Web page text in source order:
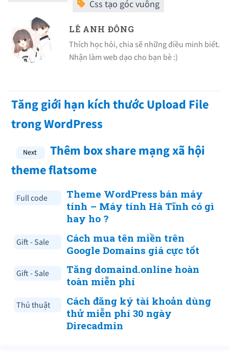
LÊ ANH ĐÔNG
Thích học hỏi, chia sẽ những điều minh biết.
Nhận làm web dạo cho bạn bè :)
Tăng giới hạn kích thước Upload File
trong WordPress
Thêm box share mạng xã hội
theme flatsome
Full code
Theme WordPress bán máy
tính – Máy tính Hà Tĩnh có gì
hay ho ?
Gift - Sale
Cách mua tên miền trên
Google Domains giá cực tốt
Gift - Sale
Tăng domaind.online hoàn
toàn miễn phí
Thủ thuật
Cách đăng ký tài khoản dùng
thử miễn phí 30 ngày
Direcadmin